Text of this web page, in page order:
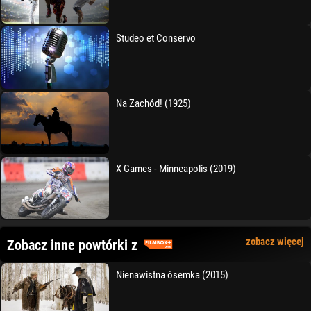
Studeo et Conservo
Na Zachód! (1925)
X Games - Minneapolis (2019)
Zobacz inne powtórki z zobacz więcej
Nienawistna ósemka (2015)